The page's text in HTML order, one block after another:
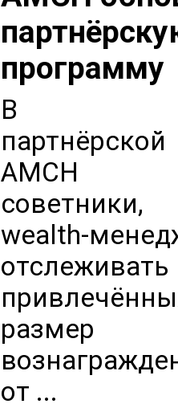
программу
В
AMCH
wealth-
отслеживать
от ...